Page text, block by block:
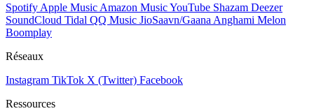
Spotify Apple Music Amazon MusicYouTube Shazam Deezer
SoundCloud Tidal QQ Music JioSaavn/Gaana Anghami Melon
Boomplay
Réseaux
Instagram TikTok X (Twitter) Facebook
Ressources